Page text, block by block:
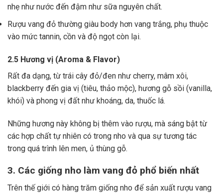
nhẹ như nước đến đậm như sữa nguyên chất.
Rượu vang đỏ thường giàu body hơn vang trắng, phụ thuộc
vào mức tannin, cồn và độ ngọt còn lại.
2.5 Hương vị (Aroma & Flavor)
Rất đa dạng, từ trái cây đỏ/đen như cherry, mâm xôi,
blackberry đến gia vị (tiêu, thảo mộc), hương gỗ sồi (vanilla,
khói) và phong vị đất như khoáng, da, thuốc lá.
Những hương này không bị thêm vào rượu, mà sáng bật từ
các hợp chất tự nhiên có trong nho và qua sự tương tác
trong quá trình lên men, ủ thùng gỗ.
3. Các giống nho làm vang đỏ phổ biến nhất
Trên thế giới có hàng trăm giống nho để sản xuất rượu vang